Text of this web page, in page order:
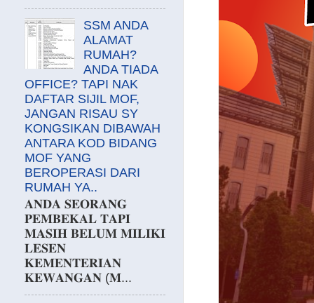
SSM ANDA
ALAMAT
RUMAH?
ANDA TIADA
OFFICE? TAPI NAK
DAFTAR SIJIL MOF,
JANGAN RISAU SY
KONGSIKAN DIBAWAH
ANTARA KOD BIDANG
MOF YANG
BEROPERASI DARI
RUMAH YA..
𝐀𝐍𝐃𝐀 𝐒𝐄𝐎𝐑𝐀𝐍𝐆
𝐏𝐄𝐌𝐁𝐄𝐊𝐀𝐋 𝐓𝐀𝐏𝐈
𝐌𝐀𝐒𝐈𝐇 𝐁𝐄𝐋𝐔𝐌 𝐌𝐈𝐋𝐈𝐊𝐈
𝐋𝐄𝐒𝐄𝐍
𝐊𝐄𝐌𝐄𝐍𝐓𝐄𝐑𝐈𝐀𝐍
𝐊𝐄𝐖𝐀𝐍𝐆𝐀𝐍 (𝐌...